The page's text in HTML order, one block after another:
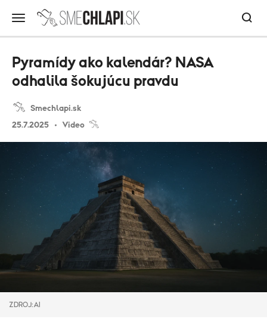
Smechlapi.sk
25.7.2025
Video
Pyramídy ako kalendár? NASA
odhalila šokujúcu pravdu
ZDROJ: AI